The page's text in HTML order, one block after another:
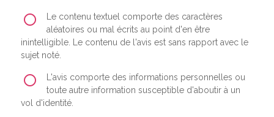
Le contenu textuel comporte des caractères
aléatoires ou mal écrits au point d'en être
inintelligible. Le contenu de l'avis est sans rapport avec le
sujet noté.
L'avis comporte des informations personnelles ou
toute autre information susceptible d'aboutir à un
vol d'identité.